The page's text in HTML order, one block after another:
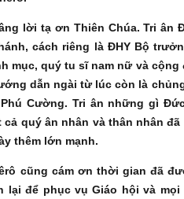
lời tạ ơn Thiên Chúa. Tri ân
cách riêng là ĐHY Bộ
mục, quý tu sĩ nam nữ và
dẫn ngài từ lúc còn là
Cường. Tri ân những gì
cả quý ân nhân và thân nhân
thêm lớn mạnh.
cũng cám ơn thời gian đã
lại để phục vụ Giáo hội và